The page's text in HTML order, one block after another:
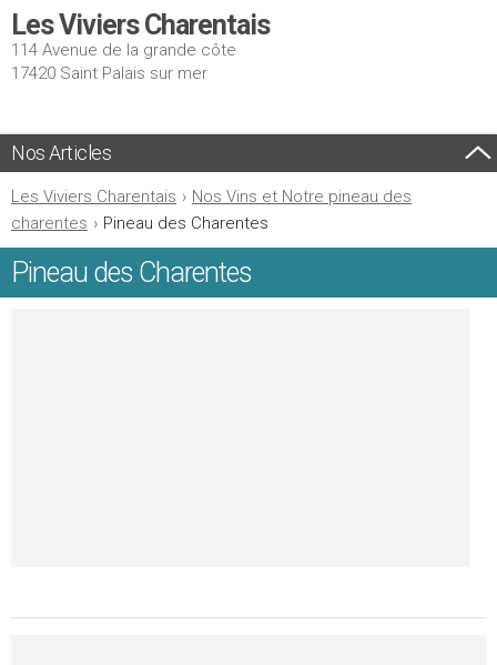
Les Viviers Charentais
114 Avenue de la grande côte
17420 Saint Palais sur mer
Nos Articles
Les Viviers Charentais › Nos Vins et Notre pineau des
charentes › Pineau des Charentes
Pineau des Charentes